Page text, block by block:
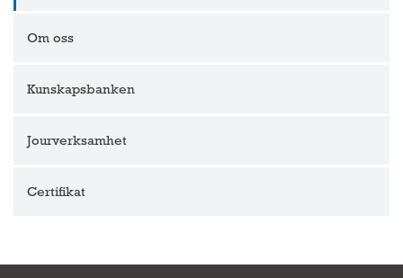
Om oss
Kunskapsbanken
Jourverksamhet
Certifikat